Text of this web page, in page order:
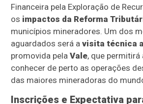
Financeira pela Exploração de
os impactos da Reforma
municípios mineradores. Um dos
aguardados será avisita técnica
promovida pelaVale, que
conhecer de perto as operações
das maiores mineradoras do
Inscrições e Expectativa